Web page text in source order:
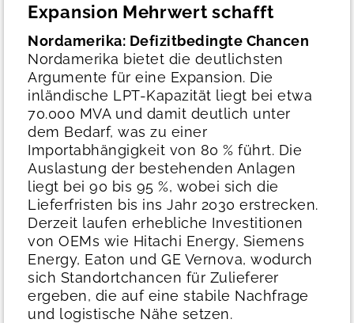
Expansion Mehrwert schafft
Nordamerika: Defizitbedingte Chancen
Nordamerika bietet die deutlichsten
Argumente für eine Expansion. Die
inländische LPT-Kapazität liegt bei etwa
70.000 MVA und damit deutlich unter
dem Bedarf, was zu einer
Importabhängigkeit von 80 % führt. Die
Auslastung der bestehenden Anlagen
liegt bei 90 bis 95 %, wobei sich die
Lieferfristen bis ins Jahr 2030 erstrecken.
Derzeit laufen erhebliche Investitionen
von OEMs wie Hitachi Energy, Siemens
Energy, Eaton und GE Vernova, wodurch
sich Standortchancen für Zulieferer
ergeben, die auf eine stabile Nachfrage
und logistische Nähe setzen.